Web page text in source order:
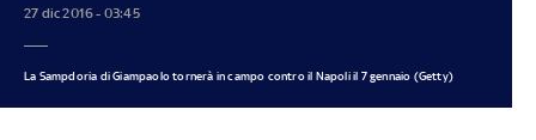
27 dic 2016 - 03:45
La Sampdoria di Giampaolo tornerà in campo contro il Napoli il 7 gennaio (Getty)